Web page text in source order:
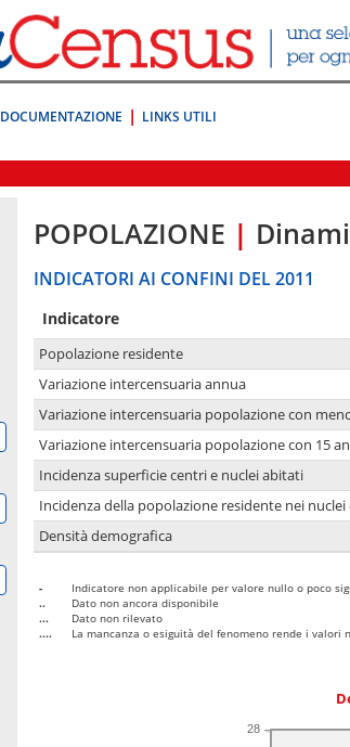
DOCUMENTAZIONE LINKS UTILI
POPOLAZIONE |
INDICATORI AI CONFINI DEL 2011
Indicatore
Popolazione residente
Variazione intercensuaria annua
Variazione intercensuaria popolazione con
Variazione intercensuaria popolazione con 15
Incidenza superficie centri e nuclei abitati
Incidenza della popolazione residente nei nuclei
Densità demografica
-
Indicatore non applicabile per valore nullo o poco
..
Dato non ancora disponibile
...
Dato non rilevato
....
La mancanza o esiguità del fenomeno rende i valori
28